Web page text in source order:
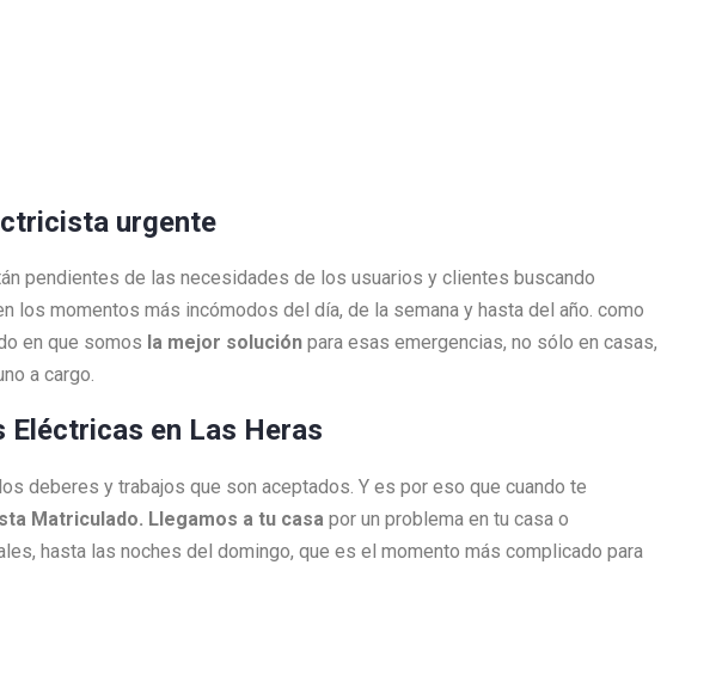
urgente
pendientes de las necesidades de los usuarios y clientes buscando
los momentos más incómodos del día, de la semana y hasta del año. como
en que somos la mejor solución para esas emergencias, no sólo en casas,
a cargo.
en Las Heras
deberes y trabajos que son aceptados. Y es por eso que cuando te
Matriculado. Llegamos a tu casa por un problema en tu casa o
hasta las noches del domingo, que es el momento más complicado para